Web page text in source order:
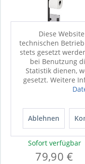
STYLE
Sofort verfügbar
79,90 €
Diese
technischen
stets gesetzt
bei Benutzung
Statistik dienen,
gesetzt. Weitere
Ablehnen